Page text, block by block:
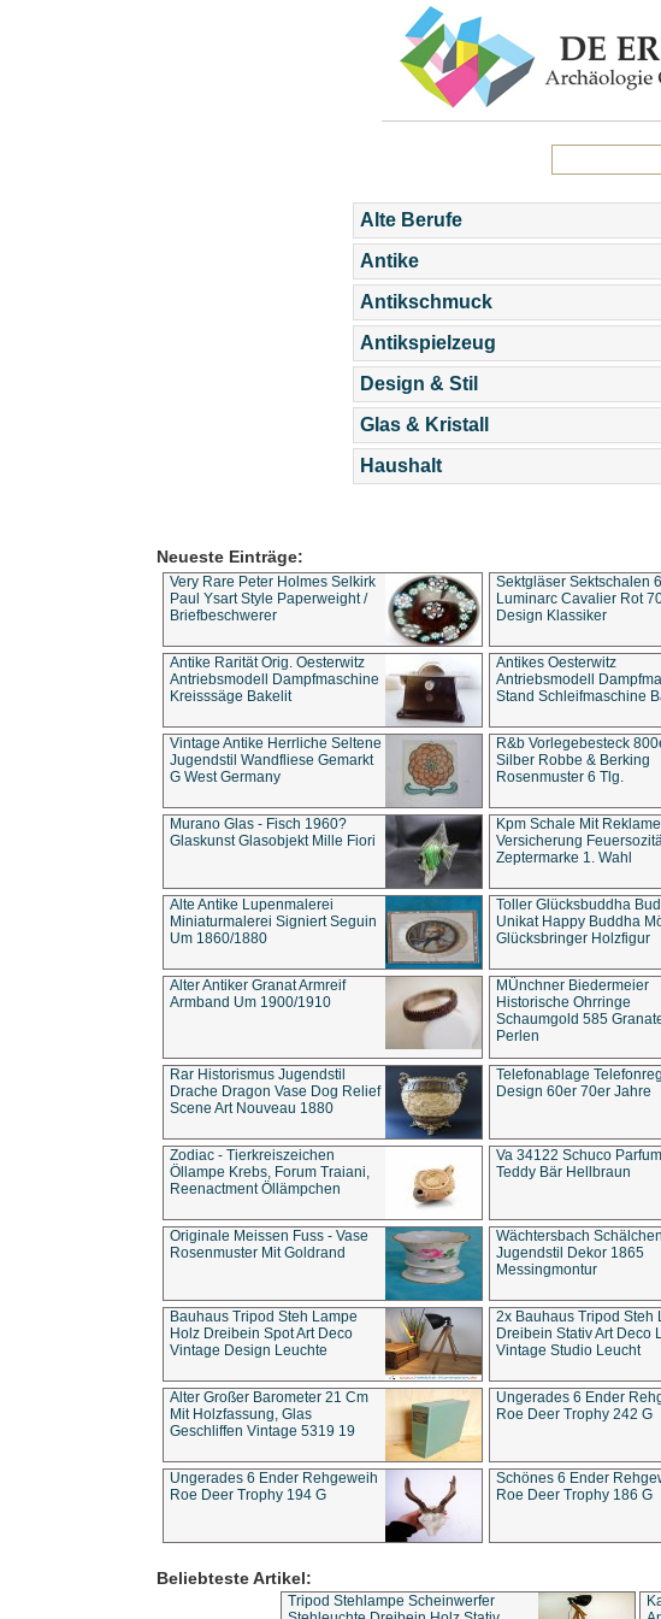
Alte Berufe
Antike
Antikschmuck
Antikspielzeug
Design & Stil
Glas & Kristall
Haushalt
Neueste Einträge:
Very Rare Peter Holmes Selkirk
Paul Ysart Style Paperweight /
Briefbeschwerer
Sektgläser Sektschalen
Luminarc Cavalier Rot
Design Klassiker
Antike Rarität Orig. Oesterwitz
Antriebsmodell Dampfmaschine
Kreisssäge Bakelit
Antikes Oesterwitz
Antriebsmodell
Stand Schleifmaschine
Vintage Antike Herrliche Seltene
Jugendstil Wandfliese Gemarkt
G West Germany
R&b Vorlegebesteck
Silber Robbe & Berking
Rosenmuster 6 Tlg.
Murano Glas - Fisch 1960?
Glaskunst Glasobjekt Mille Fiori
Kpm Schale Mit Reklame
Versicherung
Zeptermarke 1. Wahl
Alte Antike Lupenmalerei
Miniaturmalerei Signiert Seguin
Um 1860/1880
Toller Glücksbuddha
Unikat Happy Buddha
Glücksbringer Holzfigur
Alter Antiker Granat Armreif
Armband Um 1900/1910
MÜnchner Biedermeier
Historische Ohrringe
Schaumgold 585
Perlen
Rar Historismus Jugendstil
Drache Dragon Vase Dog Relief
Scene Art Nouveau 1880
Telefonablage
Design 60er 70er Jahre
Zodiac - Tierkreiszeichen
Öllampe Krebs, Forum Traiani,
Reenactment Öllämpchen
Va 34122 Schuco
Teddy Bär Hellbraun
Originale Meissen Fuss - Vase
Rosenmuster Mit Goldrand
Wächtersbach Schälchen
Jugendstil Dekor 1865
Messingmontur
Bauhaus Tripod Steh Lampe
Holz Dreibein Spot Art Deco
Vintage Design Leuchte
2x Bauhaus Tripod Steh
Dreibein Stativ Art Deco
Vintage Studio Leucht
Alter Großer Barometer 21 Cm
Mit Holzfassung, Glas
Geschliffen Vintage 5319 19
Ungerades 6 Ender
Roe Deer Trophy 242 G
Ungerades 6 Ender Rehgeweih
Roe Deer Trophy 194 G
Schönes 6 Ender
Roe Deer Trophy 186 G
Beliebteste Artikel:
Tripod Stehlampe Scheinwerfer